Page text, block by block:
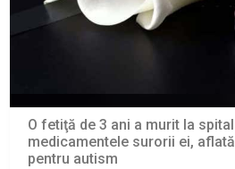
O fetiţă de 3 ani a murit la
medicamentele surorii ei,
pentru autism